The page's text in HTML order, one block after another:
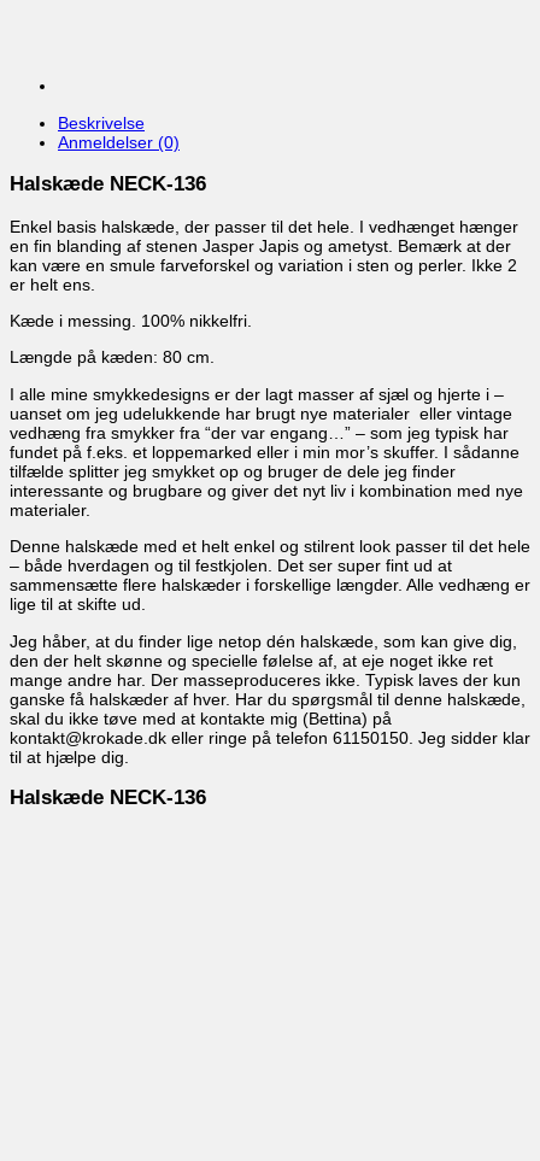
Beskrivelse
Anmeldelser (0)
Halskæde NECK-136
Enkel basis halskæde, der passer til det hele. I vedhænget hænger
en fin blanding af stenen Jasper Japis og ametyst. Bemærk at der
kan være en smule farveforskel og variation i sten og perler. Ikke 2
er helt ens.
Kæde i messing. 100% nikkelfri.
Længde på kæden: 80 cm.
I alle mine smykkedesigns er der lagt masser af sjæl og hjerte i –
uanset om jeg udelukkende har brugt nye materialer eller vintage
vedhæng fra smykker fra “der var engang…” – som jeg typisk har
fundet på f.eks. et loppemarked eller i min mor’s skuffer. I sådanne
tilfælde splitter jeg smykket op og bruger de dele jeg finder
interessante og brugbare og giver det nyt liv i kombination med nye
materialer.
Denne halskæde med et helt enkel og stilrent look passer til det hele
– både hverdagen og til festkjolen. Det ser super fint ud at
sammensætte flere halskæder i forskellige længder. Alle vedhæng er
lige til at skifte ud.
Jeg håber, at du finder lige netop dén halskæde, som kan give dig,
den der helt skønne og specielle følelse af, at eje noget ikke ret
mange andre har. Der masseproduceres ikke. Typisk laves der kun
ganske få halskæder af hver. Har du spørgsmål til denne halskæde,
skal du ikke tøve med at kontakte mig (Bettina) på
kontakt@krokade.dk eller ringe på telefon 61150150. Jeg sidder klar
til at hjælpe dig.
Halskæde NECK-136